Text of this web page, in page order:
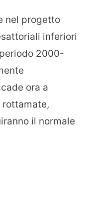
nel progetto
inferiori
2000-
ora a
rottamate,
il normale